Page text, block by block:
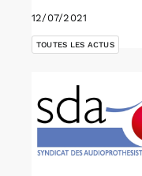
12/07/2021
TOUTES LES ACTUS